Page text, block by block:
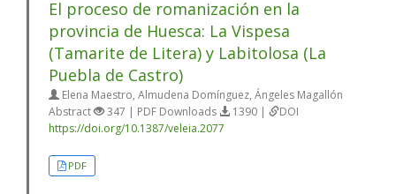
El proceso de romanización en la
provincia de Huesca: La Vispesa
(Tamarite de Litera) y Labitolosa (La
Puebla de Castro)
Elena Maestro, Almudena Domínguez, Ángeles Magallón
Abstract
347 | PDF Downloads 1390 |
DOI
https://doi.org/10.1387/veleia.2077
PDF